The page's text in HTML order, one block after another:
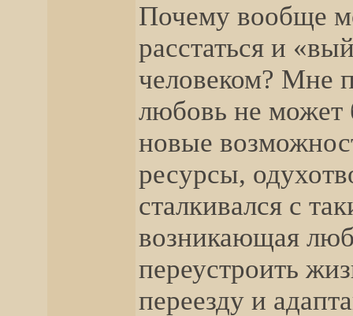
Почему вообще
расстаться и
человеком? Мне
любовь не может
новые
ресурсы,
сталкивался с
возникающая
переустроить
переезду и